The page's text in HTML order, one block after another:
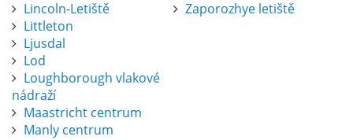
Lincoln-Letiště
Littleton
Ljusdal
Lod
Loughborough vlakové
nádraží
Maastricht centrum
Manly centrum
Zaporozhye letiště